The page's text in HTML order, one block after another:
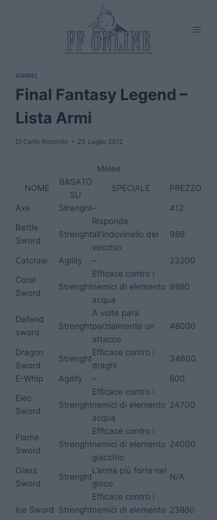
GUIDEL
Final Fantasy Legend –
Lista Armi
Di Carlo Rotondo 23 Luglio 2012
Melee
NOME
BASATO
SU
SPECIALE PREZZO
Axe Strenght–
412
Battle
Sword
Strenght
Risponde
all’indovinello del
vecchio
989
Catcraw Agility –
23200
Coral
Sword
Strenght
Efficace contro i
nemici di elemento
acqua
9880
Defend
sword
Strenght
A volte para
parzialmente un
attacco
48000
Dragon
Sword
Strenght
Efficace contro i
draghi
34600
E-Whip Agility –
800
Elec
Sword
Strenght
Efficace contro i
nemici di elemento
acqua
24700
Flame
Sword
Strenght
Efficace contro i
nemici di elemento
giacchio
24000
Glass
Sword
Strenght
L’arma più forte nel
gioco
N/A
Ice Sword Strenght
Efficace contro i
nemici di elemento 23880